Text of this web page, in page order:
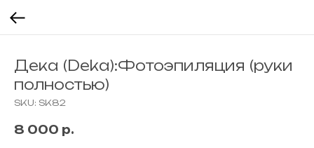
Дека (Deka):Фотоэпиляция (руки
полностью)
SKU: SK82
8 000 р.